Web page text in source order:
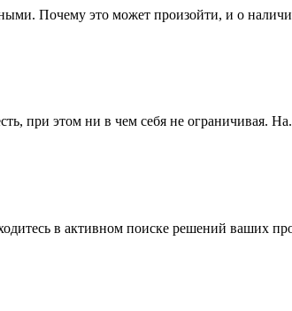
Почему это может произойти, и о
при этом ни в чем себя не ограничивая.
в активном поиске решений ваших